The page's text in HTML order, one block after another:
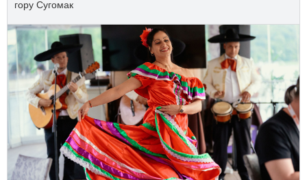
гору Сугомак